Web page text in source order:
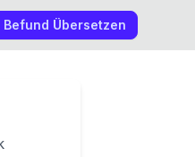
Befund Übersetzen